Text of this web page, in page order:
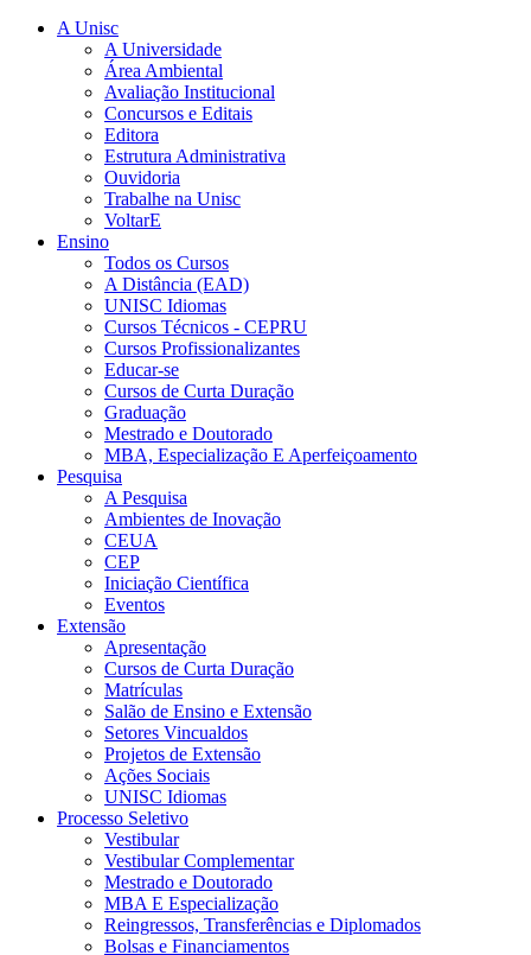
A Unisc
A Universidade
Área Ambiental
Avaliação Institucional
Concursos e Editais
Editora
Estrutura Administrativa
Ouvidoria
Trabalhe na Unisc
VoltarE
Ensino
Todos os Cursos
A Distância (EAD)
UNISC Idiomas
Cursos Técnicos - CEPRU
Cursos Profissionalizantes
Educar-se
Cursos de Curta Duração
Graduação
Mestrado e Doutorado
MBA, Especialização E Aperfeiçoamento
Pesquisa
A Pesquisa
Ambientes de Inovação
CEUA
CEP
Iniciação Científica
Eventos
Extensão
Apresentação
Cursos de Curta Duração
Matrículas
Salão de Ensino e Extensão
Setores Vincualdos
Projetos de Extensão
Ações Sociais
UNISC Idiomas
Processo Seletivo
Vestibular
Vestibular Complementar
Mestrado e Doutorado
MBA E Especialização
Reingressos, Transferências e Diplomados
Bolsas e Financiamentos